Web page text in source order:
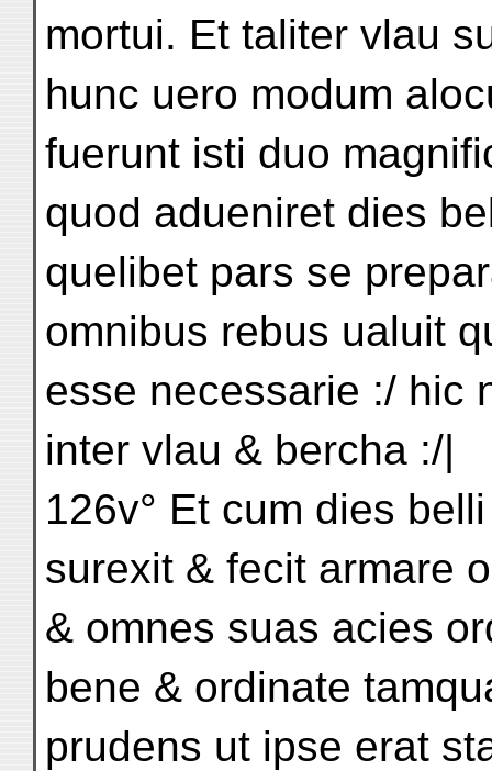
mortui. Et taliter vlau
hunc uero modum
fuerunt isti duo
quod adueniret dies
quelibet pars se
omnibus rebus ualuit
esse necessarie :/ hic
inter vlau & bercha :/|
126v° Et cum dies
surexit & fecit armare
& omnes suas acies
bene & ordinate
prudens ut ipse erat